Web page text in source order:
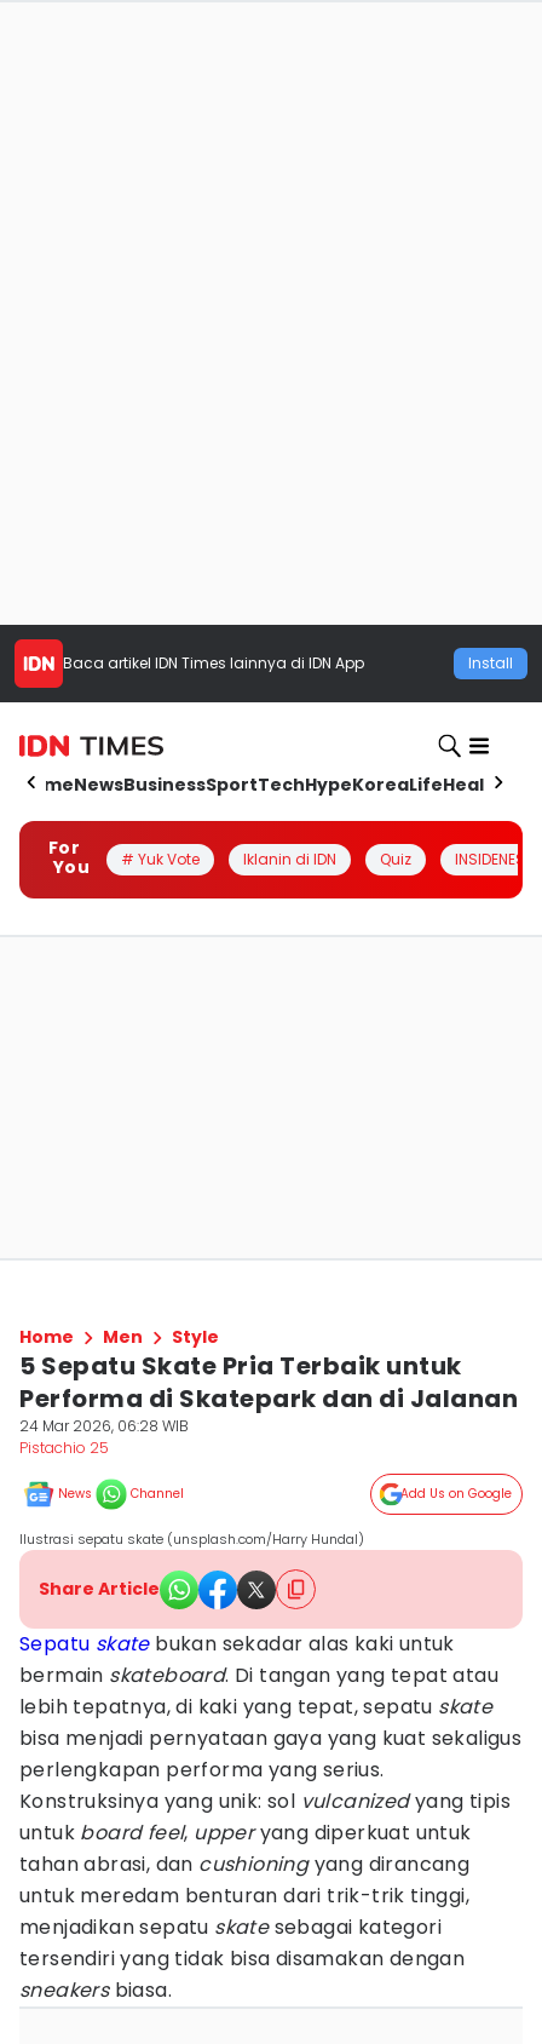
Baca artikel IDN Times lainnya di IDN App Install
HomeNewsBusinessSportTechHypeKoreaLifeHealth
For
You
# Yuk Vote Iklanin di IDN Quiz INSIDENESIA
Home Men Style
5 Sepatu Skate Pria Terbaik untuk
Performa di Skatepark dan di Jalanan
24 Mar 2026, 06:28 WIB
Pistachio 25
News Channel Add Us on Google
Ilustrasi sepatu skate (unsplash.com/Harry Hundal)
Share Article
Sepatu skatebukan sekadar alas kaki untuk
bermain skateboard. Di tangan yang tepat atau
lebih tepatnya, di kaki yang tepat, sepatu skate
bisa menjadi pernyataan gaya yang kuat sekaligus
perlengkapan performa yang serius.
Konstruksinya yang unik: sol vulcanizedyang tipis
untuk board feel, upperyang diperkuat untuk
tahan abrasi, dan cushioningyang dirancang
untuk meredam benturan dari trik-trik tinggi,
menjadikan sepatu skatesebagai kategori
tersendiri yang tidak bisa disamakan dengan
sneakersbiasa.